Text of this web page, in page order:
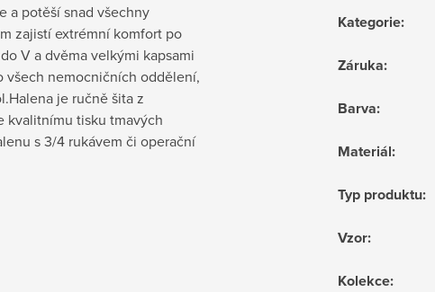
a potěší snad všechny
zajistí extrémní komfort po
V a dvěma velkými kapsami
všech nemocničních oddělení,
je ručně šita z
kvalitnímu tisku tmavých
s 3/4 rukávem či operační
Kategorie:
Záruka:
Barva:
Materiál:
Typ produktu:
Vzor:
Kolekce: